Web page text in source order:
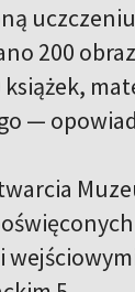
200
—